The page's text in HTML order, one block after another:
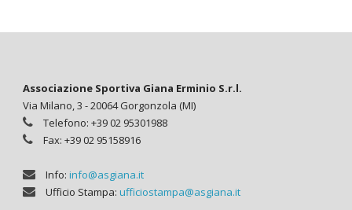
Associazione Sportiva Giana Erminio S.r.l.
Via Milano, 3 - 20064 Gorgonzola (MI)
Telefono: +39 02 95301988
Fax: +39 02 95158916
Info: info@asgiana.it
Ufficio Stampa: ufficiostampa@asgiana.it